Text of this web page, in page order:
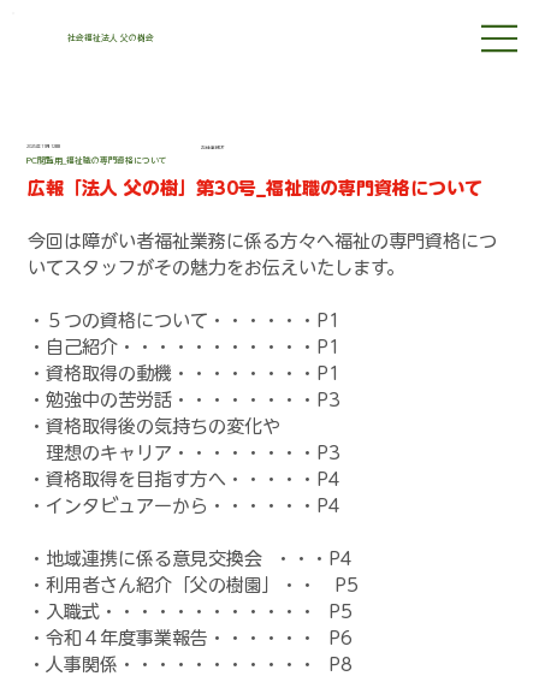
社会福祉法人 父の樹会
2025年11月12日 お仕事紹介
PC閲覧用_福祉職の専門資格について
広報「法人 父の樹」第30号_福祉職の専門資格について
今回は障がい者福祉業務に係る方々へ福祉の専門資格につ
いてスタッフがその魅力をお伝えいたします。
・５つの資格について・・・・・・P1
・自己紹介・・・・・・・・・・・P1
・資格取得の動機・・・・・・・・P1
・勉強中の苦労話・・・・・・・・P3
・資格取得後の気持ちの変化や
理想のキャリア・・・・・・・・P3
・資格取得を目指す方へ・・・・・P4
・インタビュアーから・・・・・・P4
・地域連携に係る意見交換会  ・・・P4
・利用者さん紹介「父の樹園」・・   P5
・入職式・・・・・・・・・・・・  P5
・令和４年度事業報告・・・・・・  P6
・人事関係・・・・・・・・・・・  P8